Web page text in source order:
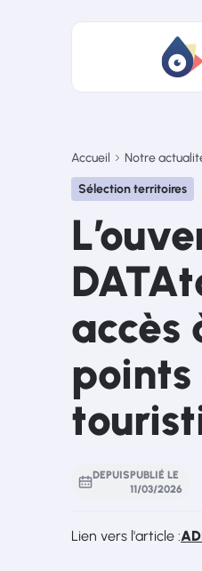
Accueil Notre
Sélection territoires
accès
points
DEPUISPUBLIÉ LE
11/03/2026
Lien vers l'article :